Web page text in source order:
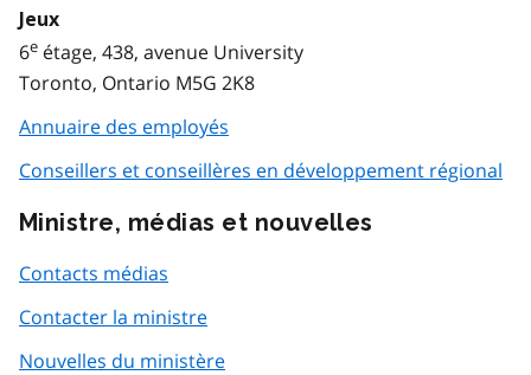
Jeux
6e étage, 438, avenue University
Toronto, Ontario M5G 2K8
Annuaire des employés
Conseillers et conseillères en développement régional
Ministre, médias et nouvelles
Contacts médias
Contacter la ministre
Nouvelles du ministère